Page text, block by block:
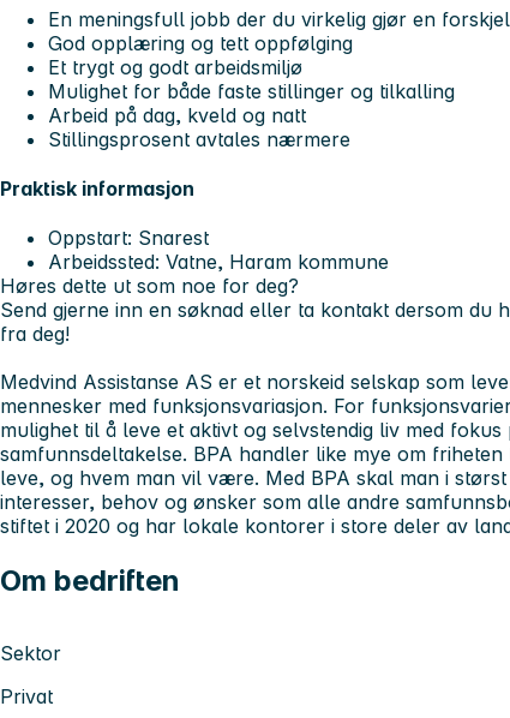
En meningsfull jobb der du virkelig gjør en
God opplæring og tett oppfølging
Et trygt og godt arbeidsmiljø
Mulighet for både faste stillinger og tilkalling
Arbeid på dag, kveld og natt
Stillingsprosent avtales nærmere
Praktisk informasjon
Oppstart: Snarest
Arbeidssted: Vatne, Haram kommune
Høres dette ut som noe for deg?
Send gjerne inn en søknad eller ta kontakt dersom du
fra deg!
Medvind Assistanse AS er et norskeid selskap som
mennesker med funksjonsvariasjon. For
mulighet til å leve et aktivt og selvstendig liv med
samfunnsdeltakelse. BPA handler like mye om
leve, og hvem man vil være. Med BPA skal man i
interesser, behov og ønsker som alle andre
stiftet i 2020 og har lokale kontorer i store deler av
Om bedriften
Sektor
Privat